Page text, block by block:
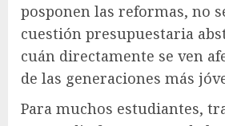
posponen las reformas, no
cuestión presupuestaria
cuán directamente se ven
de las generaciones más
Para muchos estudiantes,